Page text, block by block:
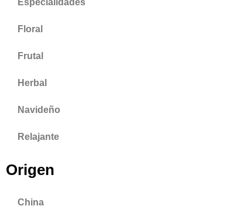
Especialidades
Floral
Frutal
Herbal
Navideño
Relajante
Origen
China